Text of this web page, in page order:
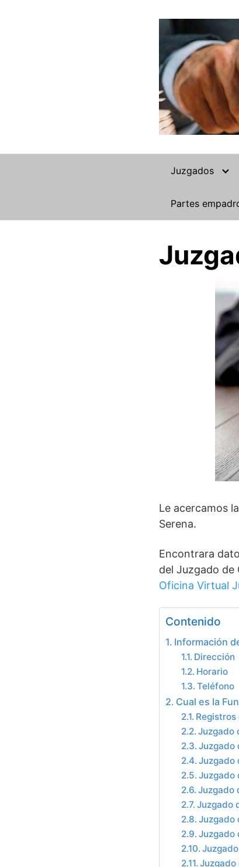
Juzgados
Partes
Le acercamos
Serena.
Encontrara
del Juzgado de
Oficina Virtual
Contenido
Información
Dirección
Horario
Teléfono
Cual es la
Juzgado
Juzgado
Juzgado
Juzgado
Juzgado
Juzgado
Juzgado
Juzgado
Juzgado